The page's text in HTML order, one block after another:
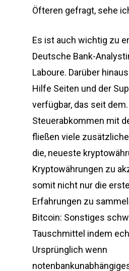
Öfteren gefragt, sehe
Es ist auch wichtig zu
Deutsche Bank-
Laboure. Darüber
Hilfe Seiten und der
verfügbar, das seit dem.
Steuerabkommen mit
fließen viele
die, neueste
Kryptowährungen zu
somit nicht nur die
Erfahrungen zu
Bitcoin: Sonstiges
Tauschmittel indem
Ursprünglich wenn